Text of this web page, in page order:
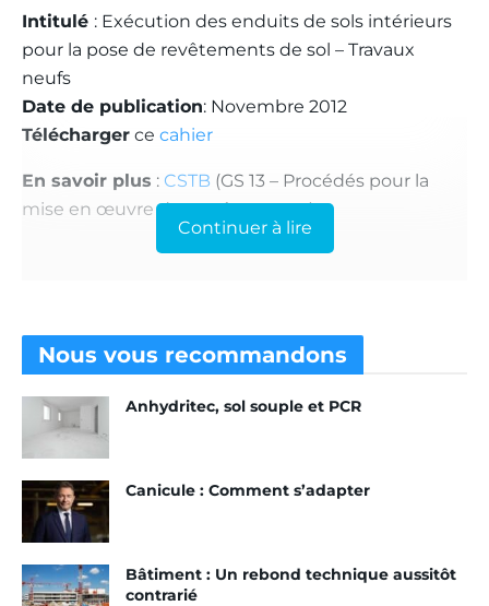
Intitulé : Exécution des enduits de sols intérieurs
pour la pose de revêtements de sol – Travaux
neufs
Date de publication: Novembre 2012
Télécharger ce cahier
En savoir plus : CSTB (GS 13 – Procédés pour la
mise en œuvre des revêtements)
Continuer à lire
Nous vous recommandons
Anhydritec, sol souple et PCR
Canicule : Comment s’adapter
Bâtiment : Un rebond technique aussitôt
contrarié